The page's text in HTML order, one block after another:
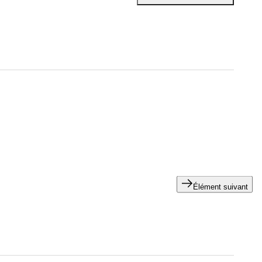
Élément suivant